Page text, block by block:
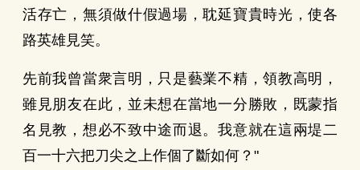
活存亡，無須做什假過場，耽延寶貴時光，使各
路英雄見笑。
先前我曾當衆言明，只是藝業不精，領教高明，
雖見朋友在此，並未想在當地一分勝敗，既蒙指
名見教，想必不致中途而退。我意就在這兩堤二
百一十六把刀尖之上作個了斷如何？"